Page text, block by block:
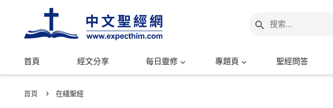
首頁 經文分享 每日靈修 專題頁 聖經問答
首頁 在綫聖經